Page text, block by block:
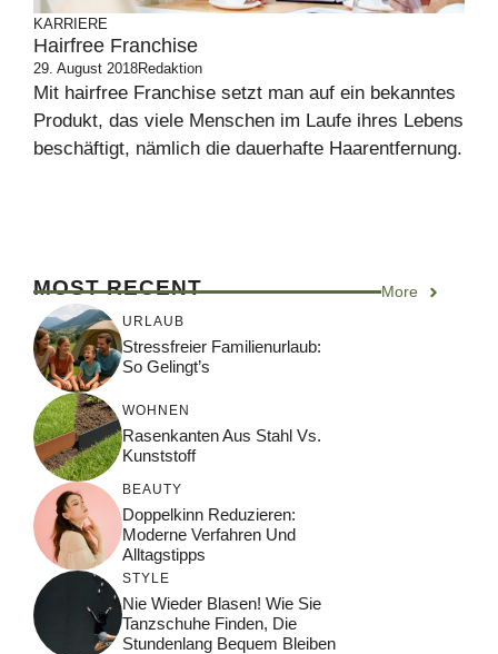
KARRIERE
Hairfree Franchise
29. August 2018Redaktion
Mit hairfree Franchise setzt man auf ein bekanntes
Produkt, das viele Menschen im Laufe ihres Lebens
beschäftigt, nämlich die dauerhafte Haarentfernung.
MOST RECENT More
URLAUB
Stressfreier Familienurlaub:
So Gelingt’s
WOHNEN
Rasenkanten Aus Stahl Vs.
Kunststoff
BEAUTY
Doppelkinn Reduzieren:
Moderne Verfahren Und
Alltagstipps
STYLE
Nie Wieder Blasen! Wie Sie
Tanzschuhe Finden, Die
Stundenlang Bequem Bleiben